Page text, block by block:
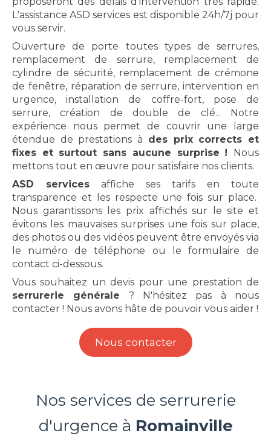
L'assistance ASD services est disponible 24h/7j pour
vous servir.
Ouverture de porte toutes types de serrures,
remplacement de serrure, remplacement de
cylindre de sécurité, remplacement de crémone
de fenêtre, réparation de serrure, intervention en
urgence, installation de coffre-fort, pose de
serrure, création de double de clé... Notre
expérience nous permet de couvrir une large
étendue de prestations à des prix corrects et
fixes et surtout sans aucune surprise ! Nous
mettons tout en œuvre pour satisfaire nos clients.
ASD services affiche ses tarifs en toute
transparence et les respecte une fois sur place.
Nous garantissons les prix affichés sur le site et
évitons les mauvaises surprises une fois sur place,
des photos ou des vidéos peuvent être envoyés via
le numéro de téléphone ou le formulaire de
contact ci-dessous.
Vous souhaitez un devis pour une prestation de
serrurerie générale ? N'hésitez pas à nous
contacter ! Nous avons hâte de pouvoir vous aider !
Nous contacter
Nos services de serrurerie
d'urgence à Romainville